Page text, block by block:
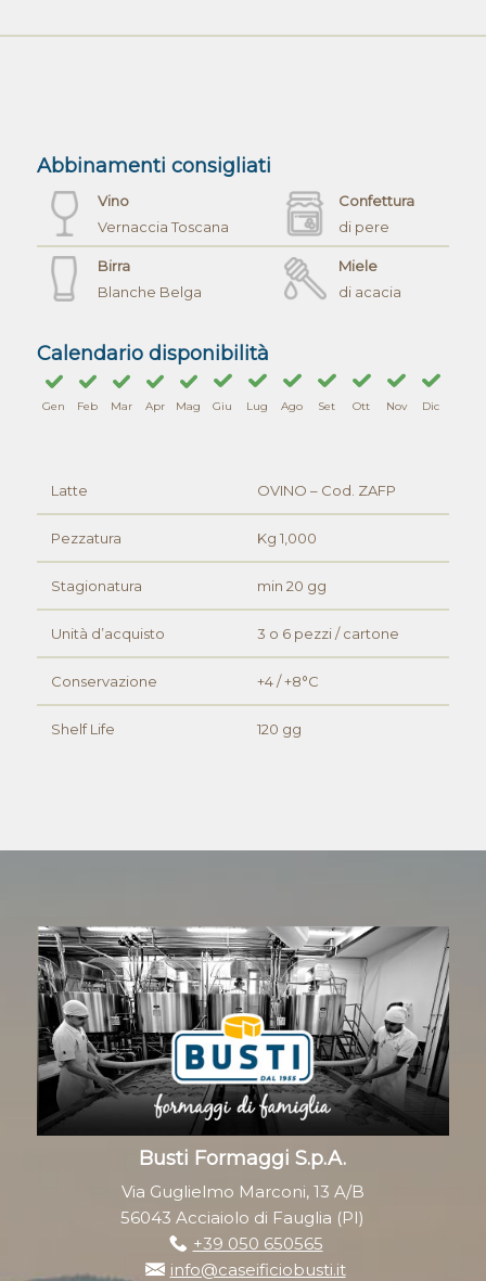
Abbinamenti consigliati
Vino
Vernaccia Toscana
Confettura
di pere
Birra
Blanche Belga
Miele
di acacia
Calendario disponibilità
Gen Feb Mar Apr Mag Giu Lug Ago Set Ott Nov Dic
Latte OVINO – Cod. ZAFP
Pezzatura Kg 1,000
Stagionatura min 20 gg
Unità d’acquisto 3 o 6 pezzi / cartone
Conservazione +4 / +8°C
Shelf Life 120 gg
Busti Formaggi S.p.A.
Via Guglielmo Marconi, 13 A/B
56043 Acciaiolo di Fauglia (PI)
+39 050 650565
info@caseificiobusti.it